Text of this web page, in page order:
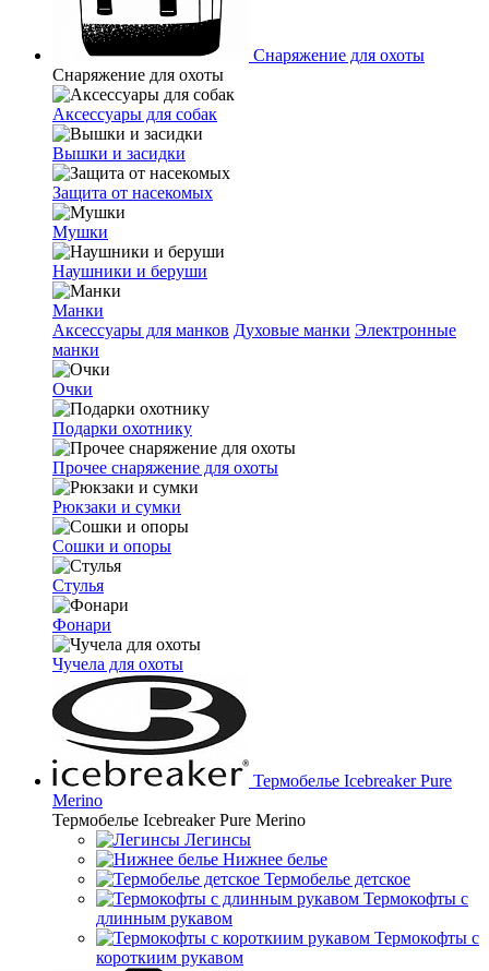
Снаряжение для охоты
Снаряжение для охоты
Аксессуары для собак
Вышки и засидки
Защита от насекомых
Мушки
Наушники и беруши
Манки
Аксессуары для манков Духовые манки Электронные
манки
Очки
Подарки охотнику
Прочее снаряжение для охоты
Рюкзаки и сумки
Сошки и опоры
Стулья
Фонари
Чучела для охоты
Термобелье Icebreaker Pure
Merino
Термобелье Icebreaker Pure Merino
Легинсы
Нижнее белье
Термобелье детское
Термокофты с
длинным рукавом
Термокофты с
короткиим рукавом